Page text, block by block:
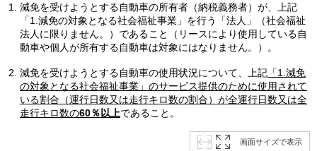
減免を受けようとする自動車の所有者（納税義務者）が、上記
「1.減免の対象となる社会福祉事業」を行う「法人」（社会福祉
法人に限りません。）であること（リースにより使用している自
動車や個人が所有する自動車は対象にはなりません。）。
減免を受けようとする自動車の使用状況について、上記 「1.減免
の対象となる社会福祉事業」のサービス提供のために使用されて
いる割合（運行日数又は走行キロ数の割合）が全運行日数又は全
走行キロ数の60％以上であること。
画面サイズで表示